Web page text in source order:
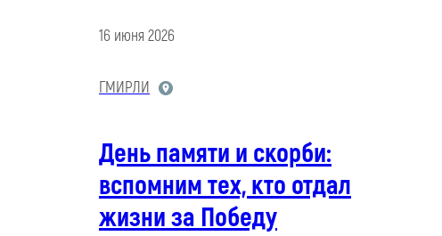
16 июня 2026
ГМИРЛИ
День памяти и скорби:
вспомним тех, кто отдал
жизни за Победу